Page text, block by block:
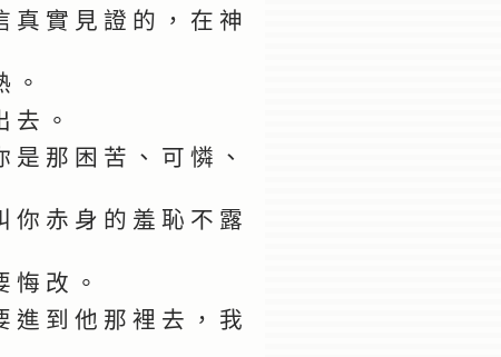
真 實 見 證 的 ， 在 神
。
去 。
那 困 苦 、 可 憐 、
你 赤 身 的 羞 恥 不 露
悔 改 。
進 到 他 那 裡 去 ， 我